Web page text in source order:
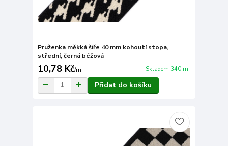
Pruženka měkká šíře 40 mm kohoutí stopa,
střední, černá béžová
10,78 Kč/m Skladem 340 m
Přidat do košíku